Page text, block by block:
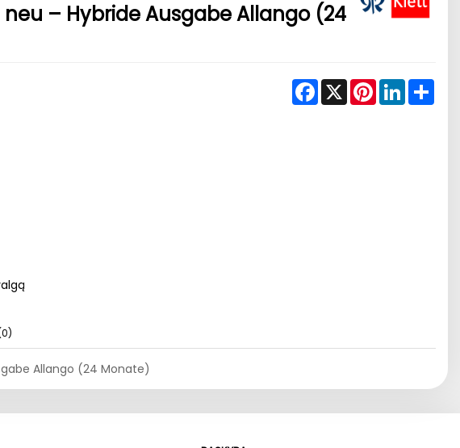
– Hybride Ausgabe Allango (24
Facebook
X PinterestLinkedIn
Allango (24 Monate)